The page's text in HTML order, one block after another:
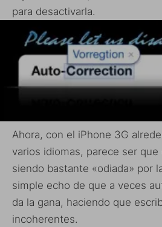
para desactivarla.
Ahora, con el iPhone 3G
varios idiomas, parece ser
siendo bastante «odiada» por
simple echo de que a veces
da la gana, haciendo que
incoherentes.